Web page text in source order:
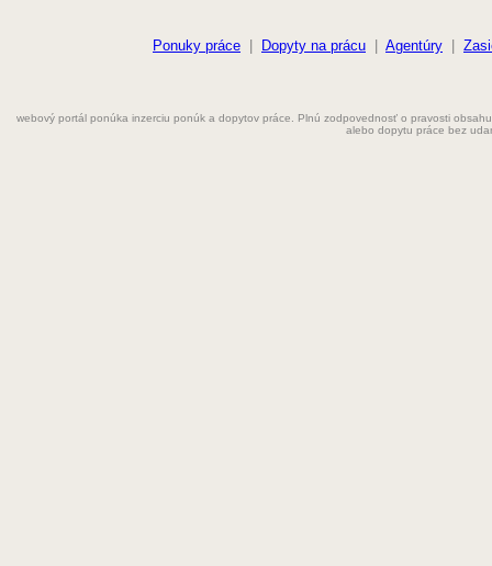
Farmaceut
Grafik
Ponuky práce Dopyty na prácu Agentúry
webový portál ponúka inzerciu ponúk a dopytov práce. Plnú zodpovednosť o pravosti
alebo dopytu práce bez